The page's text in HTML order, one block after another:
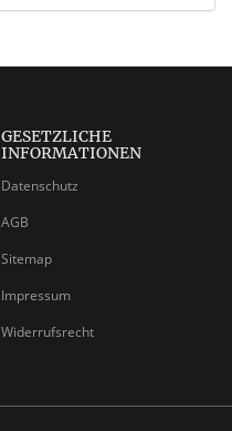
GESETZLICHE
INFORMATIONEN
Datenschutz
AGB
Sitemap
Impressum
Widerrufsrecht